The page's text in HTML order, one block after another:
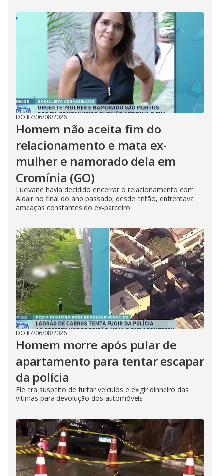
DO R7/06/08/2026
Homem não aceita fim do
relacionamento e mata ex-
mulher e namorado dela em
Cromínia (GO)
Lucivane havia decidido encerrar o relacionamento com
Aldair no final do ano passado; desde então, enfrentava
ameaças constantes do ex-parceiro
DO R7/06/08/2026
Homem morre após pular de
apartamento para tentar escapar
da polícia
Ele era suspeito de furtar veículos e exigir dinheiro das
vítimas para devolução dos automóveis